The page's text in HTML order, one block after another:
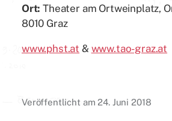
Ort: Theater am Ortweinplatz,
8010 Graz
www.phst.at & www.tao-graz.at
Veröffentlicht am 24. Juni 2018